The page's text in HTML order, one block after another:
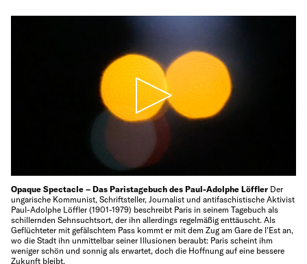
Opaque Spectacle – Das Paristagebuch des Paul-Adolphe Löffler Der
ungarische Kommunist, Schriftsteller, Journalist und antifaschistische Aktivist
Paul-Adolphe Löffler (1901-1979) beschreibt Paris in seinem Tagebuch als
schillernden Sehnsuchtsort, der ihn allerdings regelmäßig enttäuscht. Als
Geflüchteter mit gefälschtem Pass kommt er mit dem Zug am Gare de l'Est an,
wo die Stadt ihn unmittelbar seiner Illusionen beraubt: Paris scheint ihm
weniger schön und sonnig als erwartet, doch die Hoffnung auf eine bessere
Zukunft bleibt.